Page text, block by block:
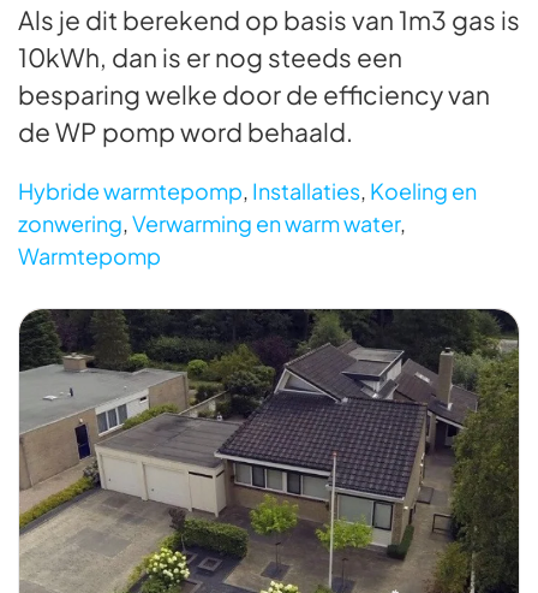
Als je dit berekend op basis van 1m3 gas is
10kWh, dan is er nog steeds een
besparing welke door de efficiency van
de WP pomp word behaald.
Hybride warmtepomp, Installaties, Koeling en
zonwering,Verwarming en warm water,
Warmtepomp